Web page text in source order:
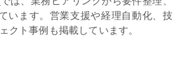
動化
たい
情報セキュリティ要件